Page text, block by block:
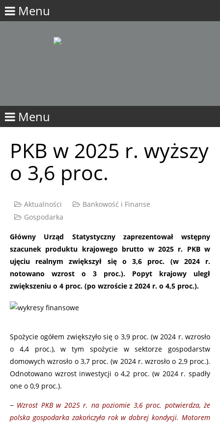
Menu
Menu
PKB w 2025 r. wyższy
o 3,6 proc.
Aktualności
Bankowość i Finanse
Gospodarka
Główny Urząd Statystyczny zaprezentował wstępny
szacunek produktu krajowego brutto w 2025 r. PKB w
ujęciu realnym zwiększył się o 3,6 proc. (w 2024 r.
notowano wzrost o 3 proc.). Popyt krajowy uległ
zwiększeniu o 4 proc. (po wzroście z 2024 r. o 4,5 proc.).
Spożycie ogółem zwiększyło się o 3,9 proc. (w 2024 r. wzrosło
o 4,4 proc.), w tym spożycie w sektorze gospodarstw
domowych wzrosło o 3,7 proc. (w 2024 r. wzrosło o 2,9 proc.).
Odnotowano wzrost inwestycji o 4,2 proc. (w 2024 r. spadły
one o 0,9 proc.).
− Wzrost PKB w 2025 r. na poziomie 3,6 proc. potwierdza, że
polska gospodarka zakończyła rok w dobrej kondycji. Motorem